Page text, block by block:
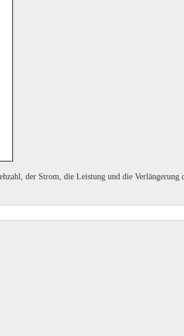
der Strom, die Leistung und die Verlängerung